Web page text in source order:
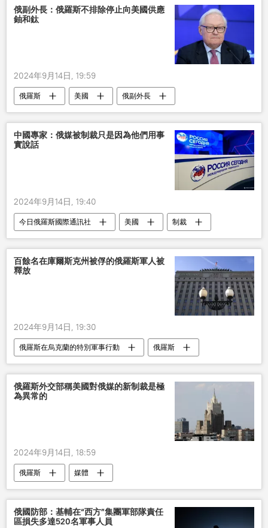
俄副外長：俄羅斯不排除停止向美國供應
鈾和鈦
2024年9月14日, 19:59
俄羅斯 美國 俄副外長
中國專家：俄媒被制裁只是因為他們用事
實說話
2024年9月14日, 19:40
今日俄羅斯國際通訊社 美國
制裁
評論
百餘名在庫爾斯克州被俘的俄羅斯軍人被
釋放
2024年9月14日, 19:30
俄羅斯在烏克蘭的特別軍事行動
俄羅斯
軍人
俄羅斯外交部稱美國對俄媒的新制裁是極
為異常的
2024年9月14日, 18:59
俄羅斯 媒體
俄國防部：基輔在“西方”集團軍部隊責任
區損失多達520名軍事人員